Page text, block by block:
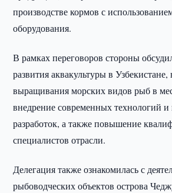
производстве кормов с
оборудования.
В рамках переговоров стороны
развития аквакультуры в
выращивания морских видов рыб в
внедрение современных технологий
разработок, а также повышение
специалистов отрасли.
Делегация также ознакомилась с
рыбоводческих объектов острова